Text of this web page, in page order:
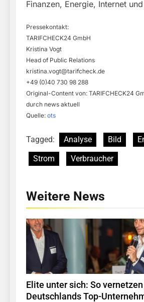
Finanzen, Energie, Internet
Pressekontakt:
TARIFCHECK24 GmbH
Kristina Vogt
Head of Public Relations
kristina.vogt@tarifcheck.de
+49 (0)40 730 98 288
Original-Content von: TARIFCHECK24
durch news aktuell
Quelle: ots
Tagged: Analyse Bild
Strom
Verbraucher
Weitere News
Elite unter sich: So
Deutschlands Top-